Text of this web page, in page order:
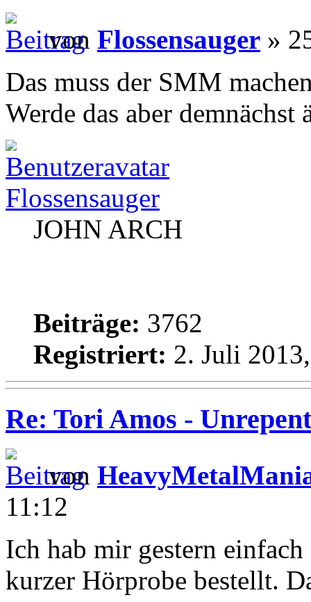
von Flossensauger »
Das muss der SMM
Werde das aber demnächst
Flossensauger
JOHN ARCH
Beiträge: 3762
Registriert: 2. Juli
Re: Tori Amos -
von
11:12
Ich hab mir gestern
kurzer Hörprobe bestellt.